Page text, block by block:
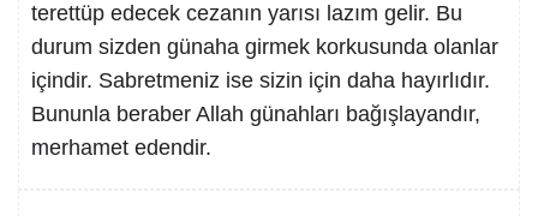
terettüp edecek cezanın yarısı lazım gelir. Bu
durum sizden günaha girmek korkusunda olanlar
içindir. Sabretmeniz ise sizin için daha hayırlıdır.
Bununla beraber Allah günahları bağışlayandır,
merhamet edendir.